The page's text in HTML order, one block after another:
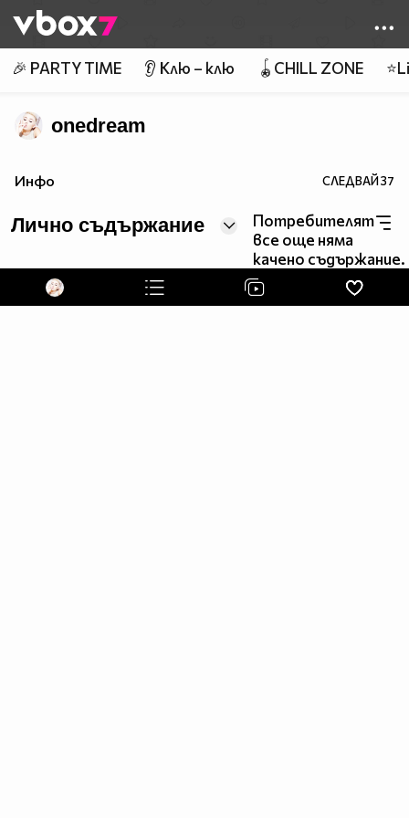
👾
🎉 PARTY TIME 👂 Клю – клю 🪀CHILL ZONE
onedream
Инфо СЛЕДВАЙ37
Лично съдържание
Потребителят
все още няма
качено съдържание.